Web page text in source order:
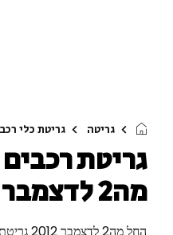
גריטה גריטת כלי רכב
גריטת
מה2 לדצמבר